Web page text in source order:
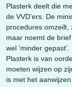
Plasterk deelt die
de VVD’ers. De
procedures omzeilt,
maar noemt de
wel ‘minder gepast’.
Plasterk is van
moeten wijzen op
is met het